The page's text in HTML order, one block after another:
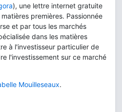
), une lettre internet gratuite
premières. Passionnée
et par tous les marchés
dans les matières
à l'investisseur particulier de
l'investissement sur ce marché
Mouilleseaux.